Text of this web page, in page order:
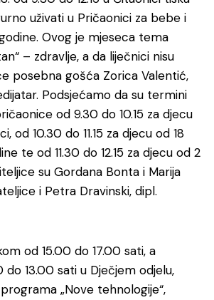
uživati u Pričaonici za bebe i
Ovog je mjeseca tema
– zdravlje, a da liječnici nisu
posebna gošća Zorica Valentić,
Podsjećamo da su termini
od 9.30 do 10.15 za djecu
od 10.30 do 11.15 za djecu od 18
te od 11.30 do 12.15 za djecu od 2
su Gordana Bonta i Marija
i Petra Dravinski, dipl.
od 15.00 do 17.00 sati, a
do 13.00 sati u Dječjem odjelu,
„Nove tehnologije“,